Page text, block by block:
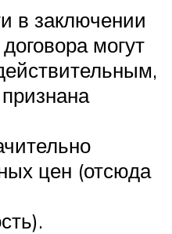
в заключении
могут
цен (отсюда